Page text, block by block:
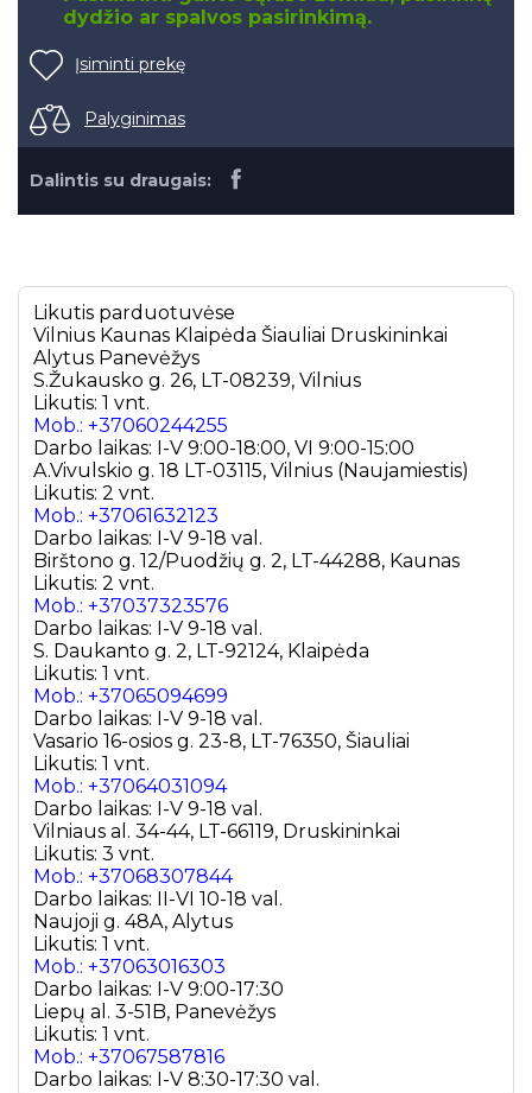
dydžio ar spalvos pasirinkimą.
Įsiminti prekę
Palyginimas
Dalintis su draugais:
Likutis parduotuvėse
Vilnius Kaunas Klaipėda Šiauliai Druskininkai
Alytus Panevėžys
S.Žukausko g. 26, LT-08239, Vilnius
Likutis: 1 vnt.
Mob.: +37060244255
Darbo laikas: I-V 9:00-18:00, VI 9:00-15:00
A.Vivulskio g. 18 LT-03115, Vilnius (Naujamiestis)
Likutis: 2 vnt.
Mob.: +37061632123
Darbo laikas: I-V 9-18 val.
Birštono g. 12/Puodžių g. 2, LT-44288, Kaunas
Likutis: 2 vnt.
Mob.: +37037323576
Darbo laikas: I-V 9-18 val.
S. Daukanto g. 2, LT-92124, Klaipėda
Likutis: 1 vnt.
Mob.: +37065094699
Darbo laikas: I-V 9-18 val.
Vasario 16-osios g. 23-8, LT-76350, Šiauliai
Likutis: 1 vnt.
Mob.: +37064031094
Darbo laikas: I-V 9-18 val.
Vilniaus al. 34-44, LT-66119, Druskininkai
Likutis: 3 vnt.
Mob.: +37068307844
Darbo laikas: II-VI 10-18 val.
Naujoji g. 48A, Alytus
Likutis: 1 vnt.
Mob.: +37063016303
Darbo laikas: I-V 9:00-17:30
Liepų al. 3-51B, Panevėžys
Likutis: 1 vnt.
Mob.: +37067587816
Darbo laikas: I-V 8:30-17:30 val.